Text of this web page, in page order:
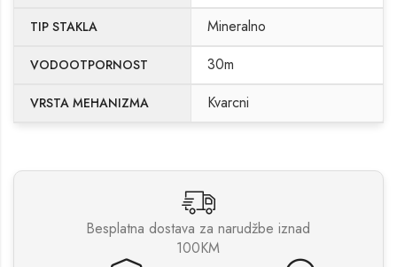
TIP STAKLA Mineralno
VODOOTPORNOST 30m
VRSTA MEHANIZMA Kvarcni
Besplatna dostava za narudžbe iznad
100KM